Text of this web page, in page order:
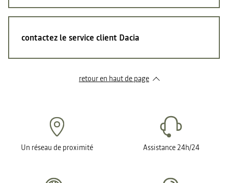
contactez le service client Dacia
retour en haut de page​
Un réseau de proximité Assistance 24h/24